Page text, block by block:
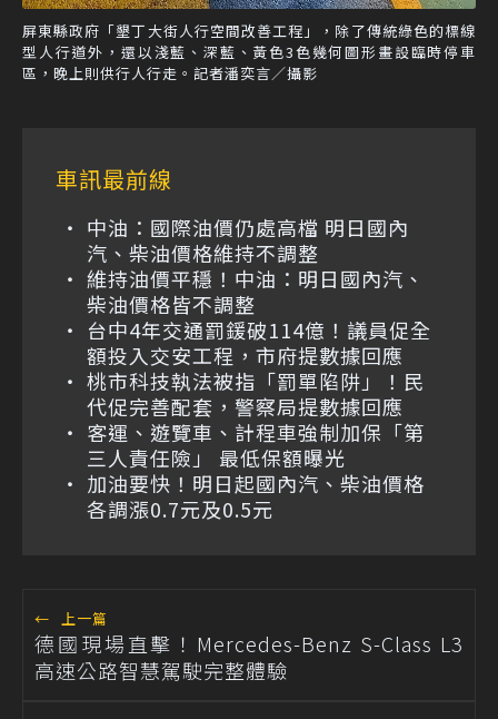
屏東縣政府「墾丁大街人行空間改善工程」，除了傳統綠色的標線
型人行道外，還以淺藍、深藍、黃色3色幾何圖形畫設臨時停車
區，晚上則供行人行走。記者潘奕言／攝影
車訊最前線
中油：國際油價仍處高檔 明日國內
汽、柴油價格維持不調整
維持油價平穩！中油：明日國內汽、
柴油價格皆不調整
台中4年交通罰鍰破114億！議員促全
額投入交安工程，市府提數據回應
桃市科技執法被指「罰單陷阱」！民
代促完善配套，警察局提數據回應
客運、遊覽車、計程車強制加保「第
三人責任險」 最低保額曝光
加油要快！明日起國內汽、柴油價格
各調漲0.7元及0.5元
← 上一篇
德國現場直擊！Mercedes-Benz S-Class L3
高速公路智慧駕駛完整體驗